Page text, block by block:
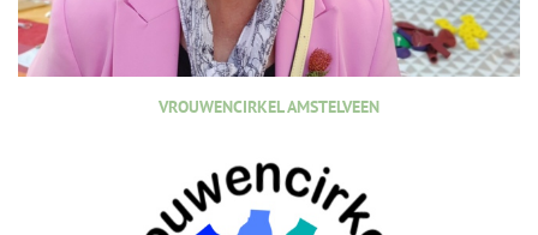
VROUWENCIRKEL AMSTELVEEN